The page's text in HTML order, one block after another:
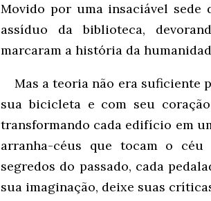
Movido por uma insaciável sede
assíduo da biblioteca,
marcaram a história da
Mas a teoria não era suficiente
sua bicicleta e com seu
transformando cada edifício em
arranha-céus que tocam o
segredos do passado, cada
sua imaginação, deixe suas